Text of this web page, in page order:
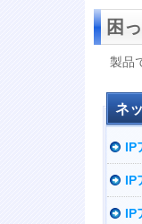
困
製品
ネ
IP
IP
IP